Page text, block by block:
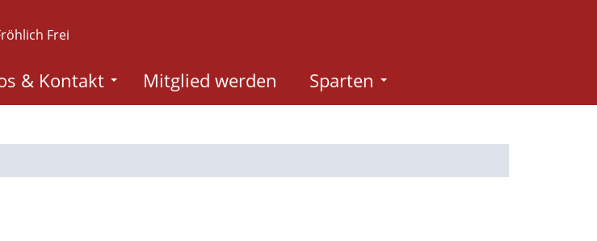
Frei
& Kontakt Mitglied werden Sparten